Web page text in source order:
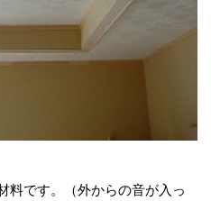
料です。（外からの音が入っ